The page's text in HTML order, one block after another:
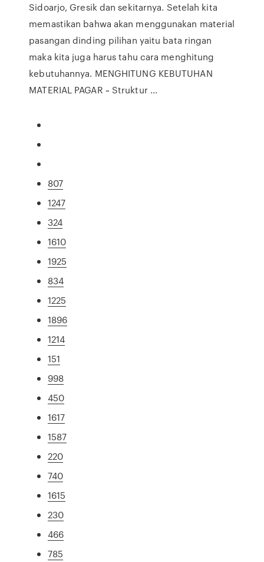
Sidoarjo, Gresik dan sekitarnya. Setelah kita
memastikan bahwa akan menggunakan material
pasangan dinding pilihan yaitu bata ringan
maka kita juga harus tahu cara menghitung
kebutuhannya. MENGHITUNG KEBUTUHAN
MATERIAL PAGAR ~ Struktur ...
807
1247
324
1610
1925
834
1225
1896
1214
151
998
450
1617
1587
220
740
1615
230
466
785